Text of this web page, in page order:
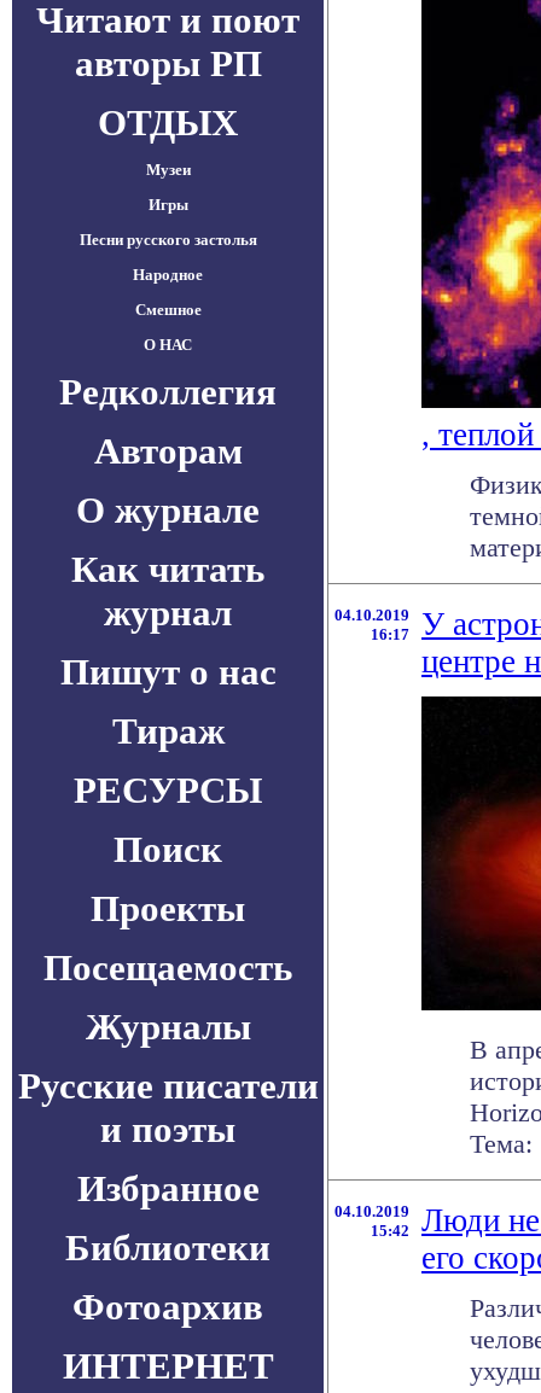
Читают и поют
авторы РП
ОТДЫХ
Музеи
Игры
Песни русского застолья
Народное
Смешное
О НАС
Редколлегия
Авторам
О журнале
Как читать
журнал
Пишут о нас
Тираж
РЕСУРСЫ
Поиск
Проекты
Посещаемость
Журналы
Русские писатели
и поэты
Избранное
Библиотеки
Фотоархив
ИНТЕРНЕТ
,
04.10.2019
16:17
У
центре
В
Тема:
04.10.2019
15:42
Люди не
его